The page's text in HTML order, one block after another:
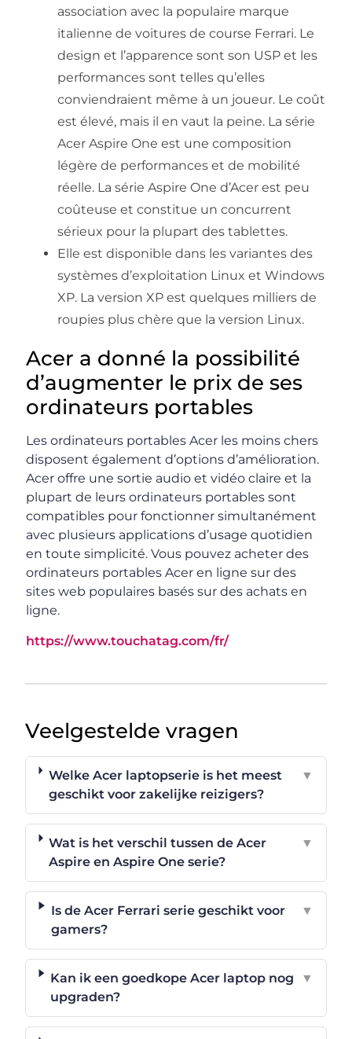
association avec la populaire marque
italienne de voitures de course Ferrari. Le
design et l’apparence sont son USP et les
performances sont telles qu’elles
conviendraient même à un joueur. Le coût
est élevé, mais il en vaut la peine. La série
Acer Aspire One est une composition
légère de performances et de mobilité
réelle. La série Aspire One d’Acer est peu
coûteuse et constitue un concurrent
sérieux pour la plupart des tablettes.
Elle est disponible dans les variantes des
systèmes d’exploitation Linux et Windows
XP. La version XP est quelques milliers de
roupies plus chère que la version Linux.
Acer a donné la possibilité
d’augmenter le prix de ses
ordinateurs portables
Les ordinateurs portables Acer les moins chers
disposent également d’options d’amélioration.
Acer offre une sortie audio et vidéo claire et la
plupart de leurs ordinateurs portables sont
compatibles pour fonctionner simultanément
avec plusieurs applications d’usage quotidien
en toute simplicité. Vous pouvez acheter des
ordinateurs portables Acer en ligne sur des
sites web populaires basés sur des achats en
ligne.
https://www.touchatag.com/fr/
Veelgestelde vragen
Welke Acer laptopserie is het meest
geschikt voor zakelijke reizigers?
▼
Wat is het verschil tussen de Acer
Aspire en Aspire One serie?
▼
Is de Acer Ferrari serie geschikt voor
gamers?
▼
Kan ik een goedkope Acer laptop nog
upgraden?
▼